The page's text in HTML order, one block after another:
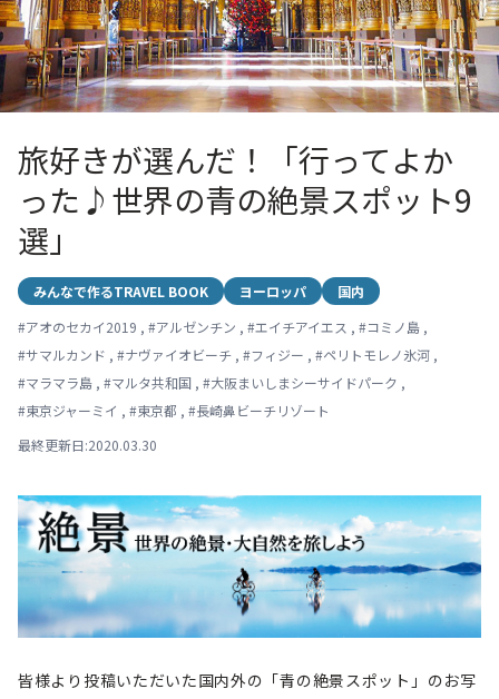
旅好きが選んだ！「行ってよか
った♪世界の青の絶景スポット9
選」
みんなで作るTRAVEL BOOK ヨーロッパ
国内
#アオのセカイ2019 , #アルゼンチン , #エイチアイエス , #コミノ島 ,
#サマルカンド , #ナヴァイオビーチ , #フィジー , #ペリトモレノ氷河 ,
#マラマラ島 , #マルタ共和国 , #大阪まいしまシーサイドパーク ,
#東京ジャーミイ , #東京都 , #長崎鼻ビーチリゾート
最終更新日:2020.03.30
皆様より投稿いただいた国内外の「青の絶景スポット 」のお写